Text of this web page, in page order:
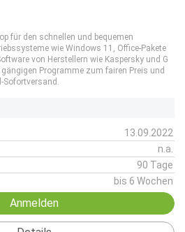
für den schnellen und bequemen
wie Windows 11, Office-Pakete
von Herstellern wie Kaspersky und G
Programme zum fairen Preis und
Sofortversand.
13.09.2022
n.a.
90 Tage
bis 6 Wochen
Anmelden